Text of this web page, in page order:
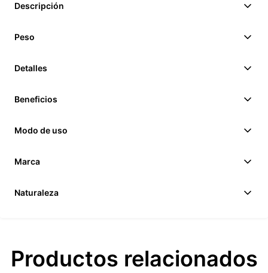
Descripción
Peso
Detalles
Beneficios
Modo de uso
Marca
Naturaleza
Productos relacionados